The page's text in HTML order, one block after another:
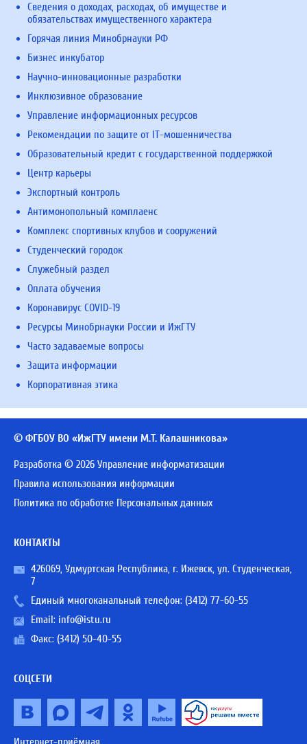
Сведения о доходах, расходах, об имуществе и
обязательствах имущественного характера
Горячая линия Минобрнауки РФ
Бизнес инкубатор
Научно-инновационные разработки
Инклюзивное образование
Управление информационных ресурсов
Рекомендации по защите от IT-мошенничества
Образовательный кредит с государственной поддержкой
Центр карьеры
Экспортный контроль
Антимонопольный комплаенс
Комплекс спортивных клубов и сооружений
Студенческий городок
Служебный раздел
Оплата обучения
Коронавирус COVID-19
Ресурсы Минобрнауки России и ИжГТУ
Часто задаваемые вопросы
Защита информации
Корпоративная этика
© ФГБОУ ВО «ИжГТУ имени М.Т. Калашникова»
Разработка © 2026 Управление информатизации
Правила использования информации
Политика по обработке Персональных данных
КОНТАКТЫ
426069, Удмуртская Республика, г. Ижевск, ул. Студенческая,
7
Единый многоканальный телефон: (3412) 77-60-55
Email: info@istu.ru
Факс: (3412) 50-40-55
СОЦСЕТИ